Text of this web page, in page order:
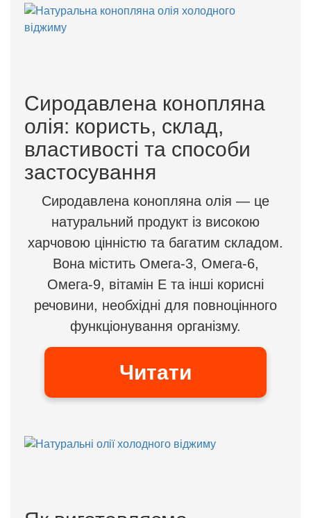
Сиродавлена конопляна
олія: користь, склад,
властивості та способи
застосування
Сиродавлена конопляна олія — це
натуральний продукт із високою
харчовою цінністю та багатим складом.
Вона містить Омега-3, Омега-6,
Омега-9, вітамін Е та інші корисні
речовини, необхідні для повноцінного
функціонування організму.
Читати